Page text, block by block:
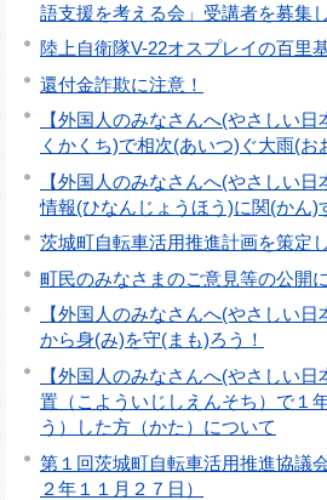
語支援を考える会」受講者を募集
陸上自衛隊V-22オスプレイの百里
還付金詐欺に注意！
【外国人のみなさんへ(やさしい
くかくち)で相次(あいつ)ぐ大雨(お
【外国人のみなさんへ(やさしい
情報(ひなんじょうほう)に関(かん)
茨城町自転車活用推進計画を策定
町民のみなさまのご意見等の公開
【外国人のみなさんへ(やさしい
から身(み)を守(まも)ろう！
【外国人のみなさんへ(やさしい
置（こよういじしえんそち）で１
う）した方（かた）について
第１回茨城町自転車活用推進協議
２年１１月２７日）